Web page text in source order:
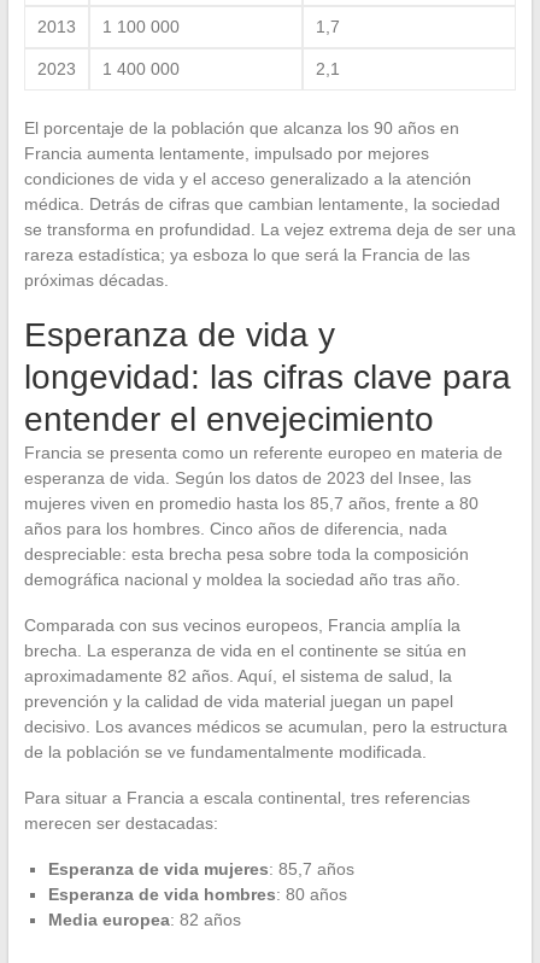
2013 1 100 000 1,7
2023 1 400 000 2,1
El porcentaje de la población que alcanza los 90 años en
Francia aumenta lentamente, impulsado por mejores
condiciones de vida y el acceso generalizado a la atención
médica. Detrás de cifras que cambian lentamente, la sociedad
se transforma en profundidad. La vejez extrema deja de ser una
rareza estadística; ya esboza lo que será la Francia de las
próximas décadas.
Esperanza de vida y
longevidad: las cifras clave para
entender el envejecimiento
Francia se presenta como un referente europeo en materia de
esperanza de vida. Según los datos de 2023 del Insee, las
mujeres viven en promedio hasta los 85,7 años, frente a 80
años para los hombres. Cinco años de diferencia, nada
despreciable: esta brecha pesa sobre toda la composición
demográfica nacional y moldea la sociedad año tras año.
Comparada con sus vecinos europeos, Francia amplía la
brecha. La esperanza de vida en el continente se sitúa en
aproximadamente 82 años. Aquí, el sistema de salud, la
prevención y la calidad de vida material juegan un papel
decisivo. Los avances médicos se acumulan, pero la estructura
de la población se ve fundamentalmente modificada.
Para situar a Francia a escala continental, tres referencias
merecen ser destacadas:
Esperanza de vida mujeres: 85,7 años
Esperanza de vida hombres: 80 años
Media europea: 82 años